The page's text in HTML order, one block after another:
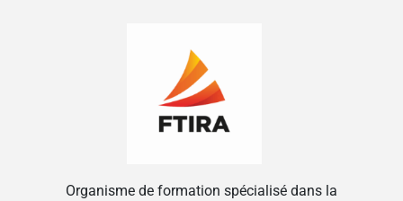
Organisme de formation spécialisé dans la